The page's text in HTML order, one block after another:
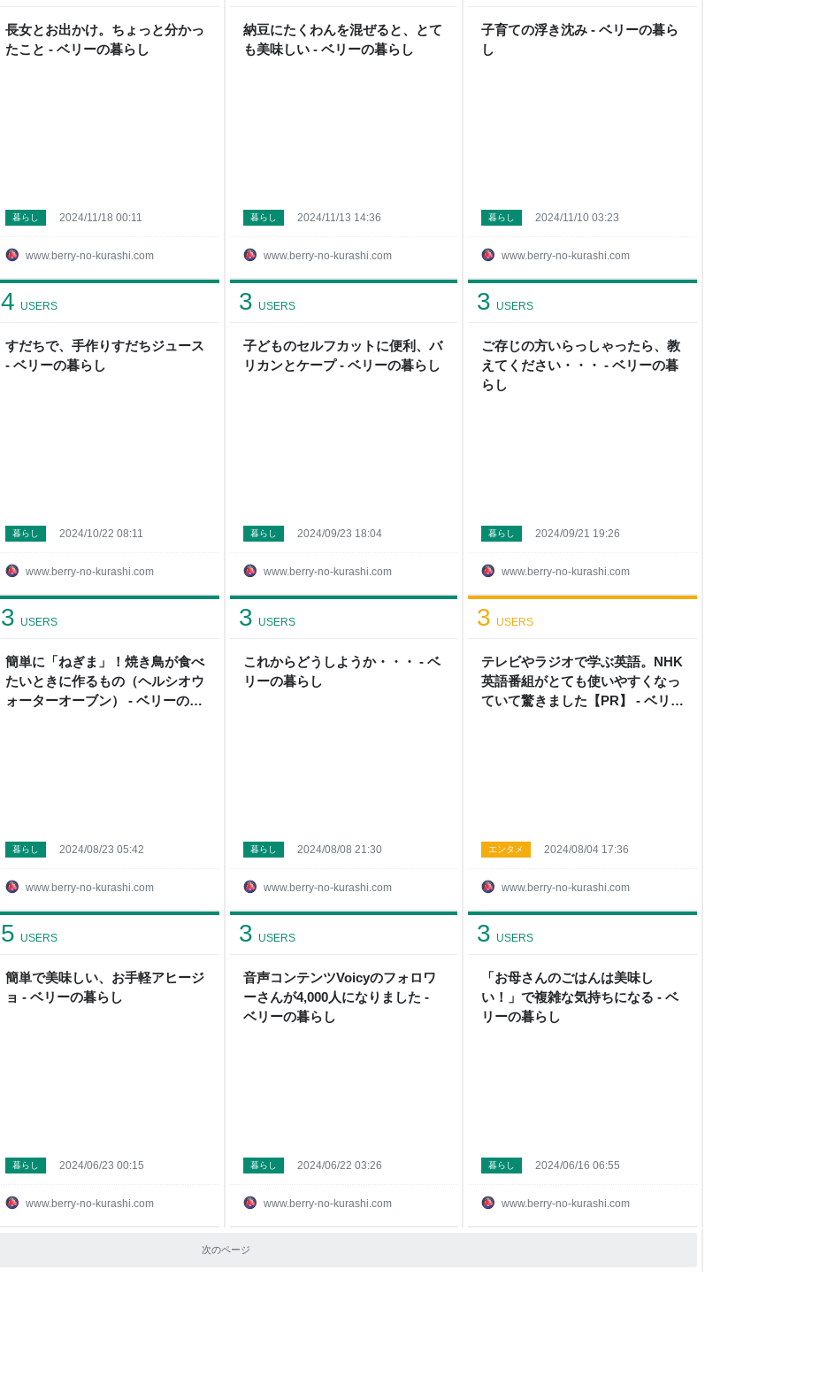
長女とお出かけ。ちょっと分かっ
たこと - ベリーの暮らし
www.berry-no-kurashi.com
暮らし 2024/11/18 00:11
納豆にたくわんを混ぜると、とて
も美味しい - ベリーの暮らし
www.berry-no-kurashi.com
暮らし 2024/11/13 14:36
子育ての浮き沈み - ベリーの暮ら
し
www.berry-no-kurashi.com
暮らし 2024/11/10 03:23
すだちで、手作りすだちジュース
- ベリーの暮らし
4 USERS
www.berry-no-kurashi.com
暮らし 2024/10/22 08:11
子どものセルフカットに便利、バ
リカンとケープ - ベリーの暮らし
3 USERS
www.berry-no-kurashi.com
暮らし 2024/09/23 18:04
ご存じの方いらっしゃったら、教
えてください・・・ - ベリーの暮
らし
3 USERS
www.berry-no-kurashi.com
暮らし 2024/09/21 19:26
簡単に「ねぎま」！焼き鳥が食べ
たいときに作るもの（ヘルシオウ
ォーターオーブン） - ベリーの暮
3 USERS
www.berry-no-kurashi.com
暮らし 2024/08/23 05:42
これからどうしようか・・・ - ベ
リーの暮らし
3 USERS
www.berry-no-kurashi.com
暮らし 2024/08/08 21:30
テレビやラジオで学ぶ英語。NHK
英語番組がとても使いやすくなっ
ていて驚きました【PR】 - ベリー
3 USERS
www.berry-no-kurashi.com
エンタメ 2024/08/04 17:36
簡単で美味しい、お手軽アヒージ
ョ - ベリーの暮らし
5 USERS
www.berry-no-kurashi.com
暮らし 2024/06/23 00:15
音声コンテンツVoicyのフォロワ
ーさんが4,000人になりました -
ベリーの暮らし
3 USERS
www.berry-no-kurashi.com
暮らし 2024/06/22 03:26
「お母さんのごはんは美味し
い！」で複雑な気持ちになる - ベ
リーの暮らし
3 USERS
www.berry-no-kurashi.com
暮らし 2024/06/16 06:55
次のページ